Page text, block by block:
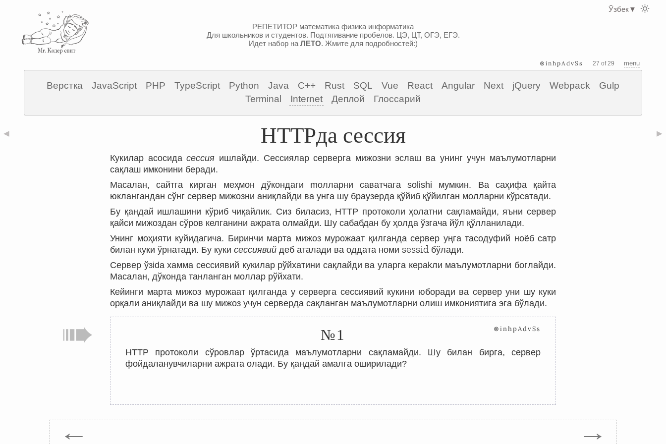
РЕПЕТИТОР математика физика информатика
Для школьников и студентов. Подтягивание пробелов. ЦЭ, ЦТ, ОГЭ, ЕГЭ.
Идет набор на ЛЕТО. Жмите для подробностей:)
⊗inhpAdvSs 27 of 29 menu
Верстка JavaScript PHP TypeScript Python Java C++ Rust SQL Vue React Angular Next jQuery Webpack
Gulp
Terminal
Internet Деплой Глоссарий
◀ ▶
HTTPда сессия
Кукилар асосидасессия ишлайди. Сессиялар серверга мижозни эслаш ва унинг учун маълумотларни
сақлаш имконини беради.
Масалан, сайтга кирган меҳмон дўкондаги mолларни саватчага solishi мумкин. Ва саҳифа қайта
юклангандан сўнг сервер мижозни аниқлайди ва унга шу браузерда қўйиб қўйилган молларни кўрсатади.
Бу қандай ишлашини кўриб чиқайлик. Сиз биласиз, HTTP протоколи ҳолатни сақламайди, яъни сервер
қайси мижоздан сўров келганини ажрата олмайди. Шу сабабдан бу ҳолда ўзгача йўл қўлланилади.
Унинг моҳияти куйидагича. Биринчи марта мижоз мурожаат қилганда сервер уңга тасодуфий ноёб сатр
билан куки ўрнатади. Бу куки сессиявий деб аталади ва оддата номи sessidбўлади.
Сервер ўзida хамма сессиявий кукилар рўйхатини сақлайди ва уларга керakли маълумотларни боглайди.
Масалан, дўконда танланган моллар рўйхати.
Кейинги марта мижоз мурожаат қилганда у серверга сессиявий кукини юборади ва сервер уни шу куки
орқали аниқлайди ва шу мижоз учун серверда сақланган маълумотларни олиш имкониятига эга бўлади.
№1 ⊗inhpAdvSs
HTTP протоколи сўровлар ўртасида маълумотларни сақламайди. Шу билан бирга, сервер
фойдаланувчиларни ажрата олади. Бу қандай амалга оширилади?
← →
Ўзбек▼